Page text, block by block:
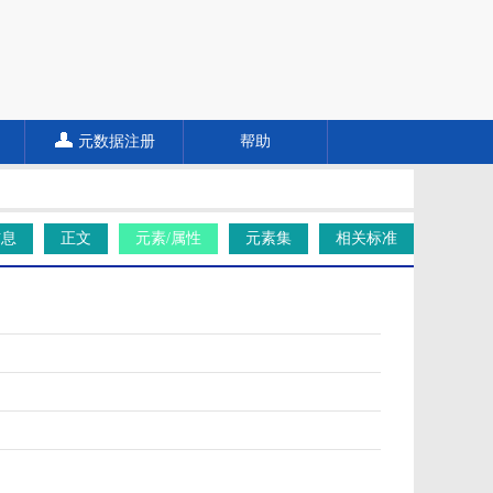
元数据注册 帮助
正文 元素/属性 元素集 相关标准